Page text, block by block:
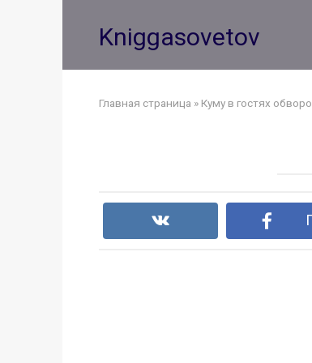
Kniggasovetov
Главная страница » Куму в гостях